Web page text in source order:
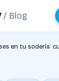
/ Blog
en tu sodería: